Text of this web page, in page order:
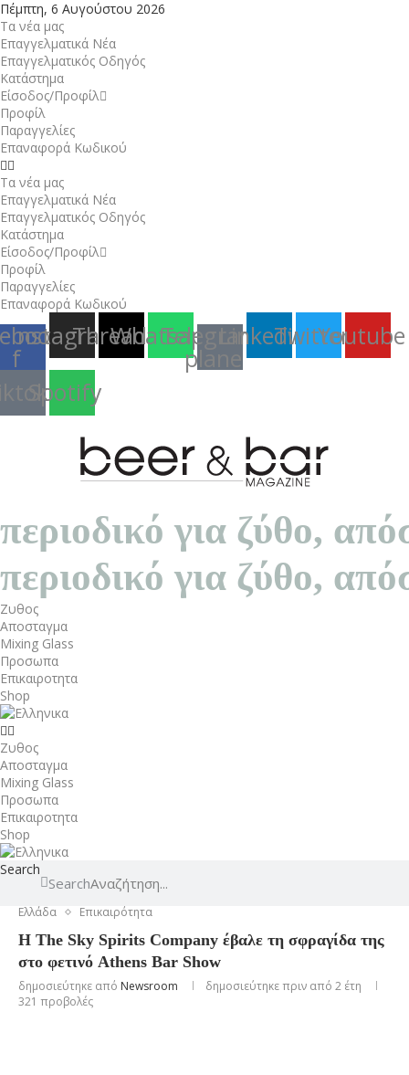
Πέμπτη, 6 Αυγούστου 2026
Τα νέα μας
Επαγγελματικά Νέα
Επαγγελματικός Οδηγός
Κατάστημα
Είσοδος/Προφίλ
Προφίλ
Παραγγελίες
Επαναφορά Κωδικού
Τα νέα μας
Επαγγελματικά Νέα
Επαγγελματικός Οδηγός
Κατάστημα
Είσοδος/Προφίλ
Προφίλ
Παραγγελίες
Επαναφορά Κωδικού
f
Instagram
Threads
Whatsapp
Telegram-
plane
LinkedinTwitterYoutube
Spotify
περιοδικό για ζύθο,
περιοδικό για ζύθο,
Ζυθος
Αποσταγμα
Mixing Glass
Προσωπα
Επικαιροτητα
Shop
Ζυθος
Αποσταγμα
Mixing Glass
Προσωπα
Επικαιροτητα
Shop
Search
Search
Ελλάδα Επικαιρότητα
H The Sky Spirits Company έβαλε τη σφραγίδα της
στο φετινό Athens Bar Show
δημοσιεύτηκε από Newsroom
δημοσιεύτηκε πριν από 2 έτη
321 προβολές